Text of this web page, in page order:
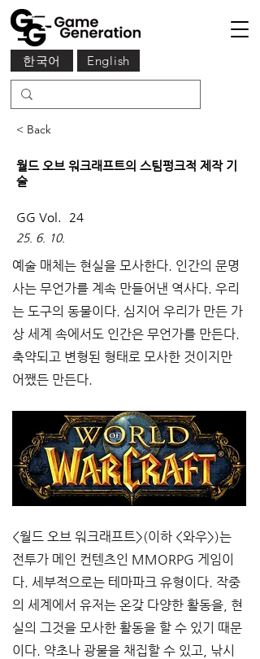
English
한국어
< Back
월드 오브 워크래프트의 스팀펑크적 제작 기
술
GG Vol. 24
25. 6. 10.
예술 매체는 현실을 모사한다. 인간의 문명
사는 무언가를 계속 만들어낸 역사다. 우리
는 도구의 동물이다. 심지어 우리가 만든 가
상 세계 속에서도 인간은 무언가를 만든다.
축약되고 변형된 형태로 모사한 것이지만
어쨌든 만든다.
<월드 오브 워크래프트>(이하 <와우>)는
전투가 메인 컨텐츠인 MMORPG 게임이
다. 세부적으로는 테마파크 유형이다. 작중
의 세계에서 유저는 온갖 다양한 활동을, 현
실의 그것을 모사한 활동을 할 수 있기 때문
이다. 약초나 광물을 채집할 수 있고, 낚시